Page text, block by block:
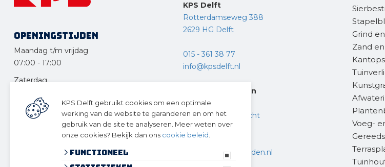
Openingstijden
Maandag t/m vrijdag
07:00 - 17:00
Zaterdag
Zondag en feestdagen
gesloten
KPS Delft
Rotterdamseweg 388
2629 HG Delft
015 - 361 38 77
info@kpsdelft.nl
KPS Drechtsteden
Ketelweg 10
3356 LE Papendrecht
078 – 615 12 36
info@kpsdrechtsteden.nl
Grind
Zand
Voeg-
KPS Delft gebruikt cookies om een optimale
werking van de website te garanderen en om het
gebruik van de site te analyseren. Meer weten over
onze cookies? Bekijk dan ons cookie beleid
Functioneel